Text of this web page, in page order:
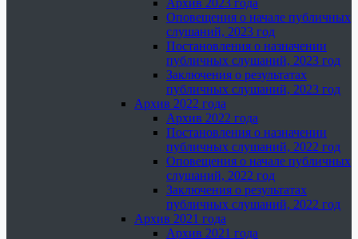
Архив 2023 года
Оповещения о начале публичных
слушаний, 2023 год
Постановления о назначении
публичных слушаний, 2023 год
Заключения о результатах
публичных слушаний, 2023 год
Архив 2022 года
Архив 2022 года
Постановления о назначении
публичных слушаний, 2022 год
Оповещения о начале публичных
слушаний, 2022 год
Заключения о результатах
публичных слушаний, 2022 год
Архив 2021 года
Архив 2021 года